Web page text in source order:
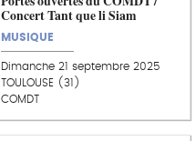
Concert Tant que li Siam
MUSIQUE
Dimanche 21 septembre 2025
TOULOUSE (31)
COMDT